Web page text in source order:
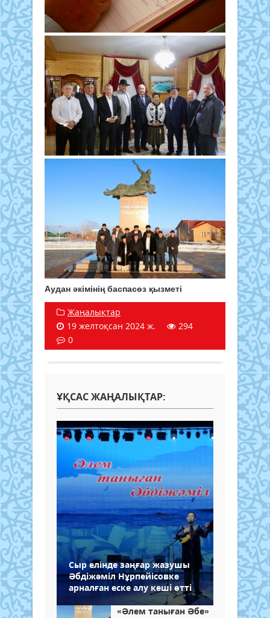
Аудан әкімінің баспасөз қызметі
Жаңалықтар
19 желтоқсан 2024 ж.
294
0
ҰҚСАС ЖАҢАЛЫҚТАР:
Сыр елінде заңғар жазушы
Әбдіжәміл Нұрпейісовке
арналған еске алу кеші өтті
«Әлем таныған Әбе»